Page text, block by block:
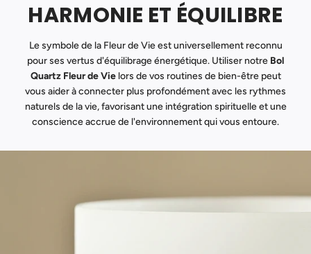
HARMONIE ET ÉQUILIBRE
Le symbole de la Fleur de Vie est universellement reconnu
pour ses vertus d'équilibrage énergétique. Utiliser notre Bol
Quartz Fleur de Vielors de vos routines de bien-être peut
vous aider à connecter plus profondément avec les rythmes
naturels de la vie, favorisant une intégration spirituelle et une
conscience accrue de l'environnement qui vous entoure.